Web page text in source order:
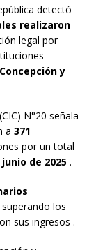
detectó
realizaron
legal por
Concepción y
N°20 señala
a 371
por un total
de 2025 .
superando los
sus ingresos .